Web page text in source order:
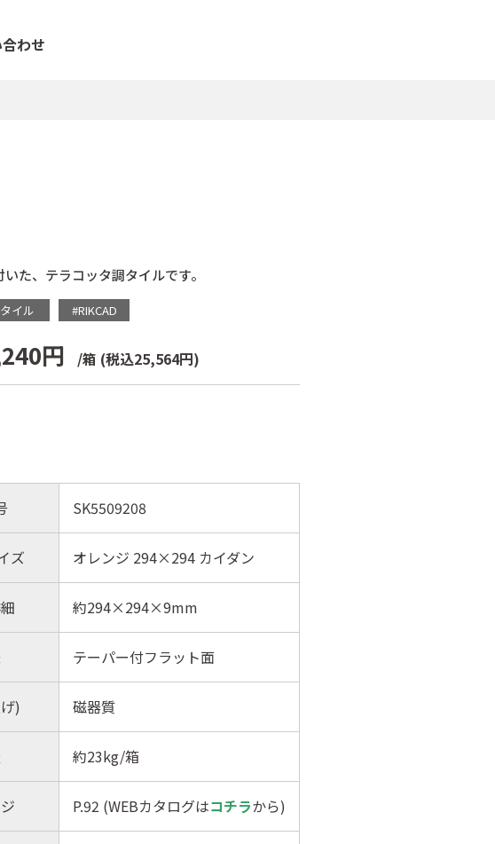
わせ
た、テラコッタ調タイルです。
イル #RIKCAD
円 /箱 (税込25,564円)
SK5509208
ズ オレンジ 294×294 カイダン
約294×294×9mm
テーパー付フラット面
) 磁器質
約23kg/箱
P.92 (WEBカタログはコチラから)